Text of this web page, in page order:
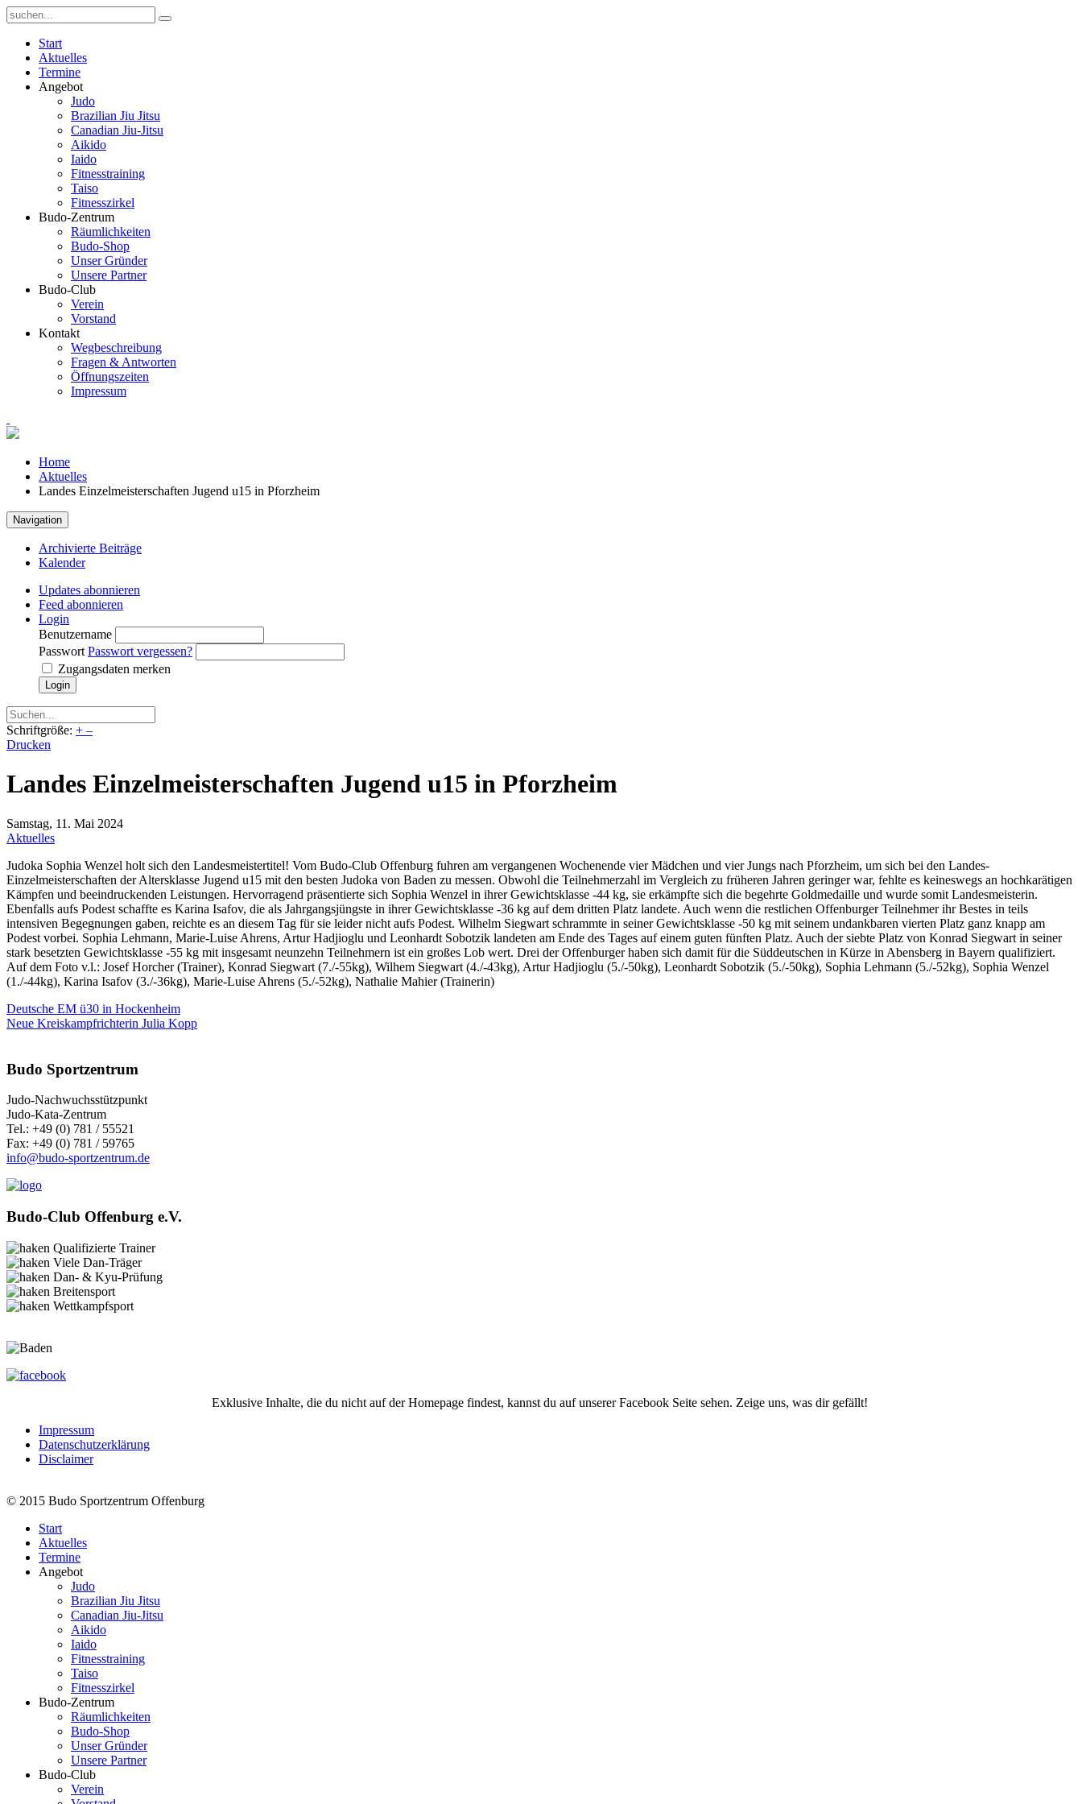
Start
Aktuelles
Termine
Angebot
Judo
Brazilian Jiu Jitsu
Canadian Jiu-Jitsu
Aikido
Iaido
Fitnesstraining
Taiso
Fitnesszirkel
Budo-Zentrum
Räumlichkeiten
Budo-Shop
Unser Gründer
Unsere Partner
Budo-Club
Verein
Vorstand
Kontakt
Wegbeschreibung
Fragen & Antworten
Öffnungszeiten
Impressum
Home
Aktuelles
Landes Einzelmeisterschaften Jugend u15 in Pforzheim
Navigation
Archivierte Beiträge
Kalender
Updates abonnieren
Feed abonnieren
Login
Benutzername
Passwort Passwort vergessen?
Zugangsdaten merken
Login
Schriftgröße: + –
Drucken
Landes Einzelmeisterschaften Jugend u15 in Pforzheim
Samstag, 11. Mai 2024
Aktuelles
Judoka Sophia Wenzel holt sich den Landesmeistertitel! Vom Budo-Club Offenburg fuhren am vergangenen Wochenende vier Mädchen und vier Jungs nach Pforzheim, um sich bei den Landes-
Einzelmeisterschaften der Altersklasse Jugend u15 mit den besten Judoka von Baden zu messen. Obwohl die Teilnehmerzahl im Vergleich zu früheren Jahren geringer war, fehlte es keineswegs an hochkarätigen
Kämpfen und beeindruckenden Leistungen. Hervorragend präsentierte sich Sophia Wenzel in ihrer Gewichtsklasse -44 kg, sie erkämpfte sich die begehrte Goldmedaille und wurde somit Landesmeisterin.
Ebenfalls aufs Podest schaffte es Karina Isafov, die als Jahrgangsjüngste in ihrer Gewichtsklasse -36 kg auf dem dritten Platz landete. Auch wenn die restlichen Offenburger Teilnehmer ihr Bestes in teils
intensiven Begegnungen gaben, reichte es an diesem Tag für sie leider nicht aufs Podest. Wilhelm Siegwart schrammte in seiner Gewichtsklasse -50 kg mit seinem undankbaren vierten Platz ganz knapp am
Podest vorbei. Sophia Lehmann, Marie-Luise Ahrens, Artur Hadjioglu und Leonhardt Sobotzik landeten am Ende des Tages auf einem guten fünften Platz. Auch der siebte Platz von Konrad Siegwart in seiner
stark besetzten Gewichtsklasse -55 kg mit insgesamt neunzehn Teilnehmern ist ein großes Lob wert. Drei der Offenburger haben sich damit für die Süddeutschen in Kürze in Abensberg in Bayern qualifiziert.
Auf dem Foto v.l.: Josef Horcher (Trainer), Konrad Siegwart (7./-55kg), Wilhem Siegwart (4./-43kg), Artur Hadjioglu (5./-50kg), Leonhardt Sobotzik (5./-50kg), Sophia Lehmann (5./-52kg), Sophia Wenzel
(1./-44kg), Karina Isafov (3./-36kg), Marie-Luise Ahrens (5./-52kg), Nathalie Mahier (Trainerin)
Deutsche EM ü30 in Hockenheim
Neue Kreiskampfrichterin Julia Kopp
Budo Sportzentrum
Judo-Nachwuchsstützpunkt
Judo-Kata-Zentrum
Tel.: +49 (0) 781 / 55521
Fax: +49 (0) 781 / 59765
info@budo-sportzentrum.de
Budo-Club Offenburg e.V.
Qualifizierte Trainer
Viele Dan-Träger
Dan- & Kyu-Prüfung
Breitensport
Wettkampfsport
Exklusive Inhalte, die du nicht auf der Homepage findest, kannst du auf unserer Facebook Seite sehen. Zeige uns, was dir gefällt!
Impressum
Datenschutzerklärung
Disclaimer
© 2015 Budo Sportzentrum Offenburg
Start
Aktuelles
Termine
Angebot
Judo
Brazilian Jiu Jitsu
Canadian Jiu-Jitsu
Aikido
Iaido
Fitnesstraining
Taiso
Fitnesszirkel
Budo-Zentrum
Räumlichkeiten
Budo-Shop
Unser Gründer
Unsere Partner
Budo-Club
Verein